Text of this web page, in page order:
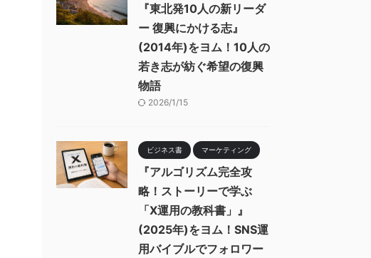
『東北発10人の新リーダ
ー 復興にかける志』
(2014年)をヨム！10人の
若き志が紡ぐ希望の復興
物語
2026/1/15
ビジネス書 マーケティング
『アルゴリズム完全攻
略！ストーリーで学ぶ
「X運用の教科書」』
(2025年)をヨム！SNS運
用バイブルでフォロワー